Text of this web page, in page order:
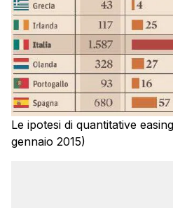
Le ipotesi di quantitative
gennaio 2015)